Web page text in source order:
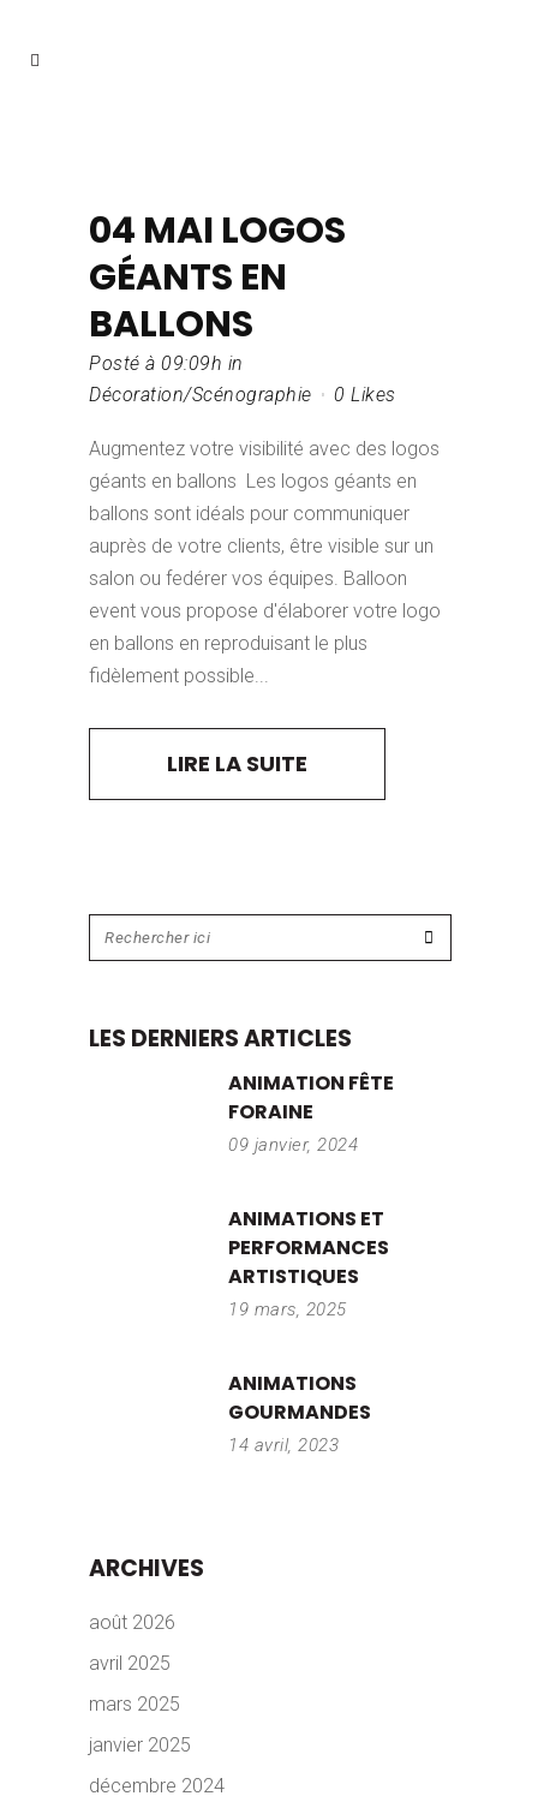
04 MAI LOGOS
GÉANTS EN
BALLONS
Posté à 09:09h in
Décoration/Scénographie
0 Likes
Augmentez votre visibilité avec des logos
géants en ballons Les logos géants en
ballons sont idéals pour communiquer
auprès de votre clients, être visible sur un
salon ou fedérer vos équipes. Balloon
event vous propose d'élaborer votre logo
en ballons en reproduisant le plus
fidèlement possible...
LIRE LA SUITE
LES DERNIERS ARTICLES
ANIMATION FÊTE
FORAINE
09 janvier, 2024
ANIMATIONS ET
PERFORMANCES
ARTISTIQUES
19 mars, 2025
ANIMATIONS
GOURMANDES
14 avril, 2023
ARCHIVES
août 2026
avril 2025
mars 2025
janvier 2025
décembre 2024